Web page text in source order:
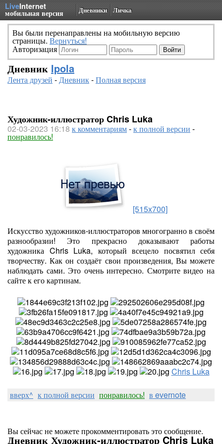
LiveInternet
мобильная версия Дневники Личка
Вы были перенаправлены на мобильную версию
страницы. Вернуться!
Авторизация
Дневник Ipola
Лента друзей -Дневник-Полная версия
Художник-иллюстратор Chris Luka
02-03-2023 16:18 к комментариям-к полной версии -
понравилось!
[515x700]
Искусство художников-иллюстраторов многогранно в своём
разнообразии! Это прекрасно доказывают работы
художника Chris Luka, который всецело посвятил себя
творчеству. Как он создаёт свои произведения, Вы можете
наблюдать сами. Это очень интересно. Смотрите видео на
сайте к его картинам.
Chris Luka
вверх^ к полной версии понравилось! в evernote
Вы сейчас не можете прокомментировать это сообщение.
Дневник Художник-иллюстратор Chris Luka